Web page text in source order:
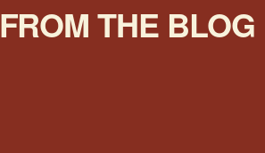
FROM THE BLOG